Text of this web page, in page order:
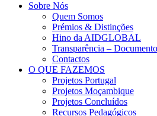
Sobre Nós
Quem Somos
Prémios & Distinções
Hino da AIDGLOBAL
Transparência –
Contactos
O QUE FAZEMOS
Projetos Portugal
Projetos Moçambique
Projetos Concluídos
Recursos Pedagógicos